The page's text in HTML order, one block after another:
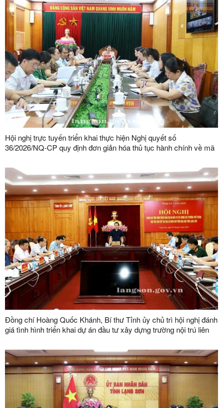
Hội nghị trực tuyến triển khai thực hiện Nghị quyết số
36/2026/NQ-CP quy định đơn giản hóa thủ tục hành chính về mã
Đồng chí Hoàng Quốc Khánh, Bí thư Tỉnh ủy chủ trì hội nghị đánh
giá tình hình triển khai dự án đầu tư xây dựng trường nội trú liên